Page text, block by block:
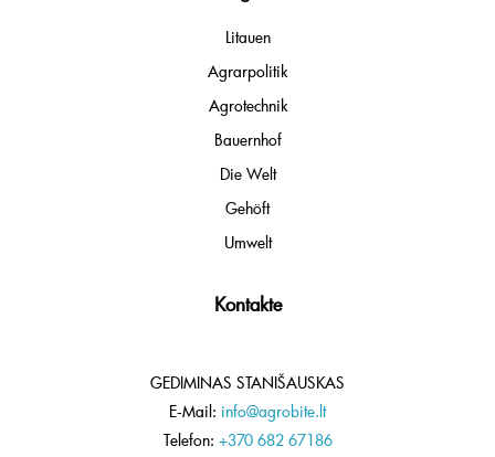
Litauen
Agrarpolitik
Agrotechnik
Bauernhof
Die Welt
Gehöft
Umwelt
Kontakte
GEDIMINAS STANIŠAUSKAS
E-Mail: info@agrobite.lt
Telefon: +370 682 67186